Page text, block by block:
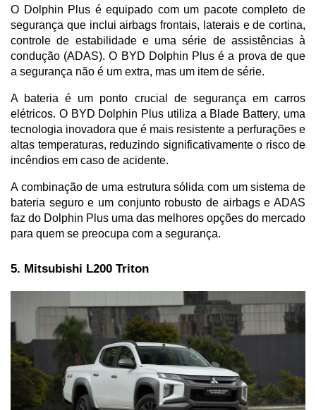
O Dolphin Plus é equipado com um pacote completo de
segurança que inclui airbags frontais, laterais e de cortina,
controle de estabilidade e uma série de assistências à
condução (ADAS). O BYD Dolphin Plus é a prova de que
a segurança não é um extra, mas um item de série.
A bateria é um ponto crucial de segurança em carros
elétricos. O BYD Dolphin Plus utiliza a Blade Battery, uma
tecnologia inovadora que é mais resistente a perfurações e
altas temperaturas, reduzindo significativamente o risco de
incêndios em caso de acidente.
A combinação de uma estrutura sólida com um sistema de
bateria seguro e um conjunto robusto de airbags e ADAS
faz do Dolphin Plus uma das melhores opções do mercado
para quem se preocupa com a segurança.
5. Mitsubishi L200 Triton